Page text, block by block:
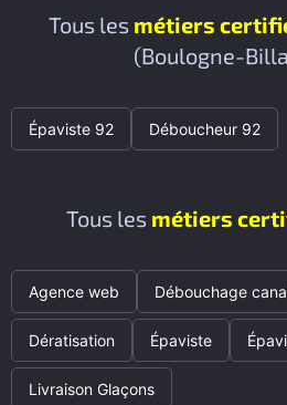
Tous les métiers
(Boulogne-
Épaviste 92 Déboucheur 92
Tous les métiers
Agence web Débouchage
Dératisation Épaviste
Livraison Glaçons